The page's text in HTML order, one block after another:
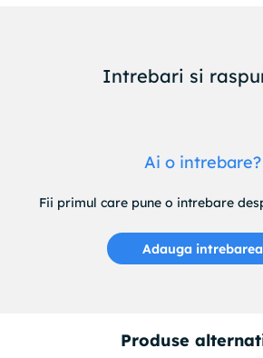
Intrebari si
Ai o intrebare?
Fii primul care pune o intrebare
Adauga intrebarea
Produse